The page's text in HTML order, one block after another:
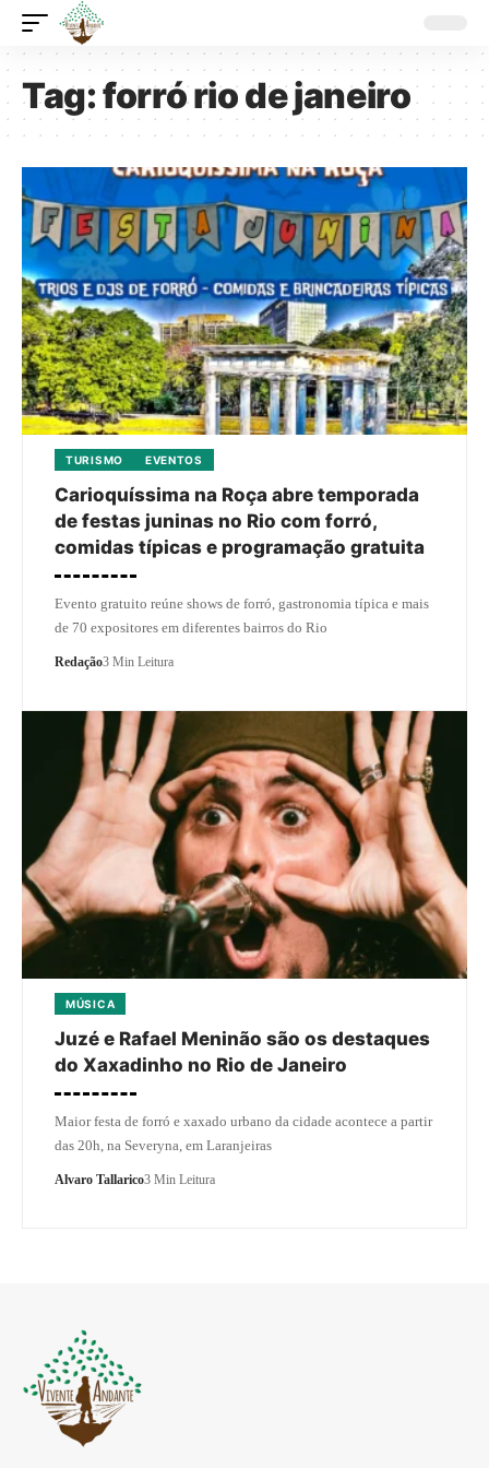
Tag:forró rio de janeiro
TURISMO EVENTOS
Carioquíssima na Roça abre temporada
de festas juninas no Rio com forró,
comidas típicas e programação gratuita
Evento gratuito reúne shows de forró, gastronomia típica e mais
de 70 expositores em diferentes bairros do Rio
Redação3 Min Leitura
MÚSICA
Juzé e Rafael Meninão são os destaques
do Xaxadinho no Rio de Janeiro
Maior festa de forró e xaxado urbano da cidade acontece a partir
das 20h, na Severyna, em Laranjeiras
Alvaro Tallarico3 Min Leitura